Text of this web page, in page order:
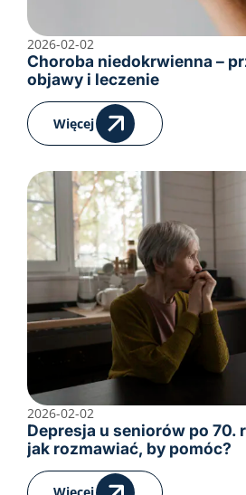
Choroba niedokrwienna –
objawy i leczenie
2026-02-02
Więcej
Depresja u seniorów po 70.
jak rozmawiać, by pomóc?
2026-02-02